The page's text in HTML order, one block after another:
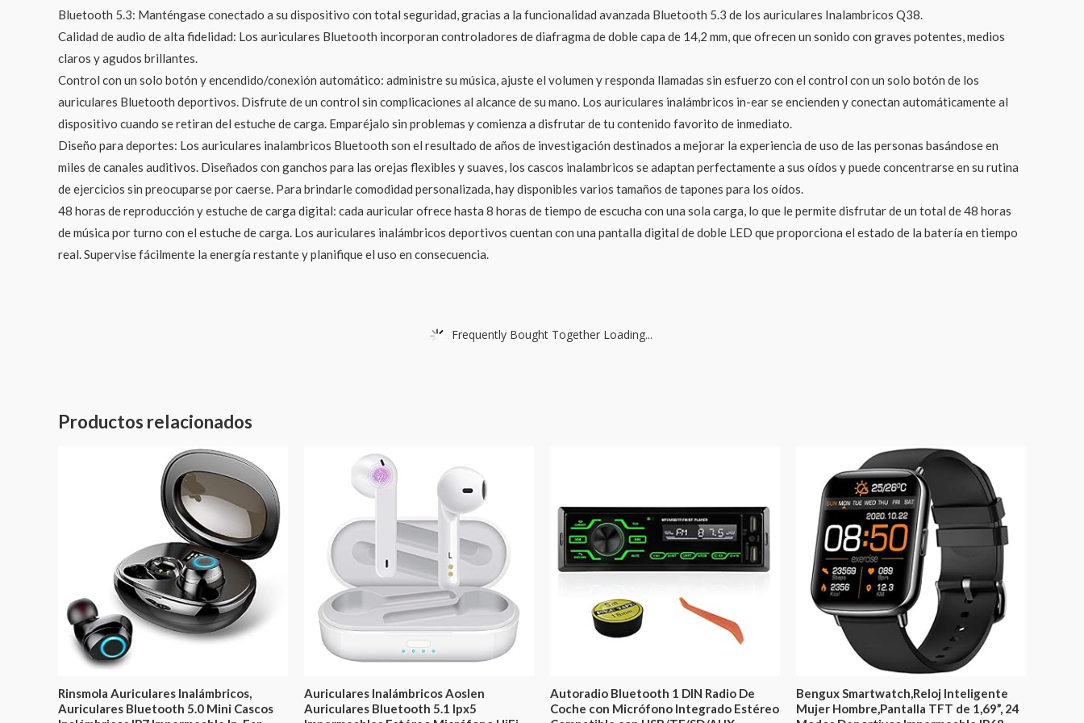
Bluetooth 5.3: Manténgase conectado a su dispositivo con total seguridad, gracias a la funcionalidad avanzada Bluetooth 5.3 de los auriculares Inalambricos Q38.
Calidad de audio de alta fidelidad: Los auriculares Bluetooth incorporan controladores de diafragma de doble capa de 14,2 mm, que ofrecen un sonido con graves potentes, medios
claros y agudos brillantes.
Control con un solo botón y encendido/conexión automático: administre su música, ajuste el volumen y responda llamadas sin esfuerzo con el control con un solo botón de los
auriculares Bluetooth deportivos. Disfrute de un control sin complicaciones al alcance de su mano. Los auriculares inalámbricos in-ear se encienden y conectan automáticamente al
dispositivo cuando se retiran del estuche de carga. Emparéjalo sin problemas y comienza a disfrutar de tu contenido favorito de inmediato.
Diseño para deportes: Los auriculares inalambricos Bluetooth son el resultado de años de investigación destinados a mejorar la experiencia de uso de las personas basándose en
miles de canales auditivos. Diseñados con ganchos para las orejas flexibles y suaves, los cascos inalambricos se adaptan perfectamente a sus oídos y puede concentrarse en su rutina
de ejercicios sin preocuparse por caerse. Para brindarle comodidad personalizada, hay disponibles varios tamaños de tapones para los oídos.
48 horas de reproducción y estuche de carga digital: cada auricular ofrece hasta 8 horas de tiempo de escucha con una sola carga, lo que le permite disfrutar de un total de 48 horas
de música por turno con el estuche de carga. Los auriculares inalámbricos deportivos cuentan con una pantalla digital de doble LED que proporciona el estado de la batería en tiempo
real. Supervise fácilmente la energía restante y planifique el uso en consecuencia.
Frequently Bought Together Loading...
Productos relacionados
Rinsmola Auriculares Inalámbricos,
Auriculares Bluetooth 5.0 Mini Cascos
Auriculares Inalámbricos Aoslen
Auriculares Bluetooth 5.1 Ipx5
Autoradio Bluetooth 1 DIN Radio De
Coche con Micrófono Integrado Estéreo
Bengux Smartwatch,Reloj Inteligente
Mujer Hombre,Pantalla TFT de 1,69”, 24